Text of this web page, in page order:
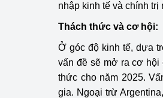
nhập kinh tế và chính
Thách thức và cơ hội:
Ở góc độ kinh tế, dựa
vấn đề sẽ mở ra cơ hội
thức cho năm 2025.
gia. Ngoại trừ